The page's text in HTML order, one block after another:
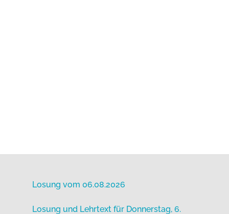
Losung vom 06.08.2026
Losung und Lehrtext für Donnerstag, 6.